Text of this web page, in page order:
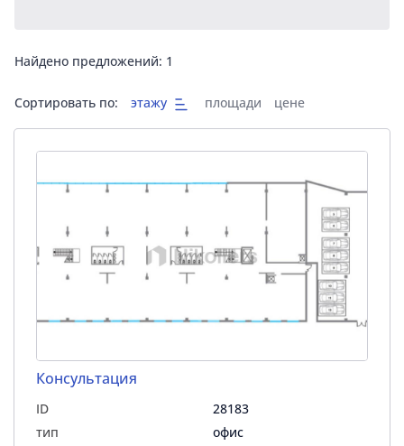
Найдено предложений: 1
Сортировать по: этажу площади цене
Консультация
ID
28183
тип
офис